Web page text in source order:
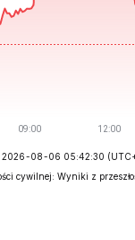
2026-08-06 05:42:30
cywilnej: Wyniki z